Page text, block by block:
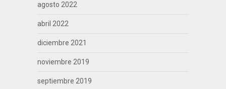
agosto 2022
abril 2022
diciembre 2021
noviembre 2019
septiembre 2019